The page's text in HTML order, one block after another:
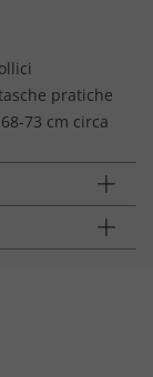
pratiche
73 cm circa